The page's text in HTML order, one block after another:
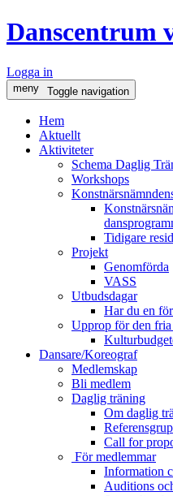
Danscentrum
Logga in
meny Toggle navigation
Hem
Aktuellt
Aktiviteter
Schema Daglig
Workshops
Tidigare
Projekt
Genomförda
VASS
Utbudsdagar
Har du en
Upprop för den fria
Dansare/Koreograf
Medlemskap
Bli medlem
Daglig träning
Om daglig
Call for
För medlemmar
Information
Auditions